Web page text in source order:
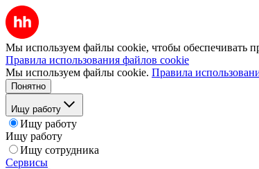
Мы используем файлы cookie, чтобы обеспечивать
Правила использования файлов cookie
Мы используем файлы cookie. Правила
Понятно
Ищу работу
Ищу работу
Ищу работу
Ищу сотрудника
Сервисы